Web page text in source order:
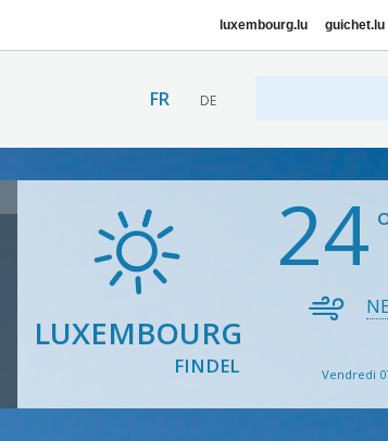
luxembourg.lu guichet.lu
FR DE
LUXEMBOURG
FINDEL
24
Vendredi